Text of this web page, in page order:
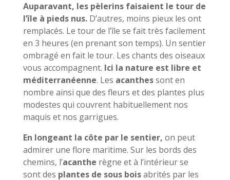
Auparavant, les pèlerins faisaient le tour de
l’île à pieds nus.D’autres, moins pieux les ont
remplacés. Le tour de l’île se fait très facilement
en 3 heures (en prenant son temps). Un sentier
ombragé en fait le tour. Les chants des oiseaux
vous accompagnent. Ici la nature est libre et
méditerranéenne. Les acanthessont en
nombre ainsi que des fleurs et des plantes plus
modestes qui couvrent habituellement nos
maquis et nos garrigues.
En longeant la côte par le sentier, on peut
admirer une flore maritime. Sur les bords des
chemins, l’acanthe règne et à l’intérieur se
sont des plantes de sous boisabrités par les